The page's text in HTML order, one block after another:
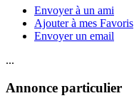
Envoyer à un ami
Ajouter à mes Favoris
Envoyer un email
...
Annonce particulier